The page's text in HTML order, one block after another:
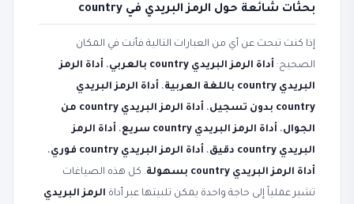
بحثات شائعة حول الرمز البريدي في country
إذا كنت تبحث عن أي من العبارات التالية فأنت في المكان
الصحيح: أداة الرمز البريدي country بالعربي ، أداة الرمز
البريدي country باللغة العربية
، أداة الرمز البريدي
country بدون تسجيل
،
أداة الرمز البريدي country من
الجوال، أداة الرمز البريدي country سريع ، أداة الرمز
البريدي country دقيق
، أداة الرمز البريدي country فوري
،
أداة الرمز البريدي country بسهولة
. كل هذه الصياغات
تشير عملياً إلى حاجة واحدة يمكن تلبيتها عبر أداة الرمز البريدي